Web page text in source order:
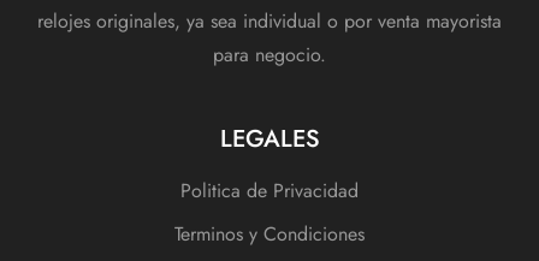
relojes originales, ya sea individual o por venta mayorista
para negocio.
LEGALES
Politica de Privacidad
Terminos y Condiciones